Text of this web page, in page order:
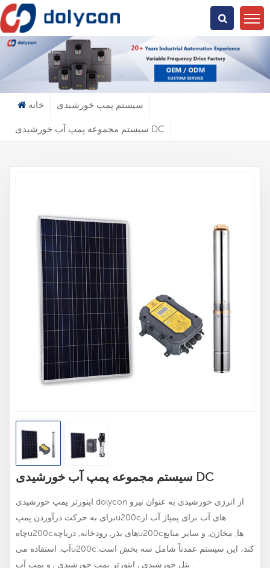
دنبال چی میگردی؟
خانه سیستم پمپ خورشیدی
سیستم مجموعه پمپ آب خورشیدی DC
سیستم مجموعه پمپ آب خورشیدی DC
اینورتر پمپ خورشیدی dolycon از انرژی خورشیدی به عنوان نیرو
برای به حرکت درآوردن پمپu200cهای آب برای پمپاژ آب از
چاهu200cهای بذر, رودخانه, دریاچهu200cها, مخازن, و سایر منابع
آب. استفاده میu200cکند، این سیستم عمدتاً شامل سه بخش است:
پنل خورشیدی , اینورتر پمپ خورشیدی , و پمپ آب .